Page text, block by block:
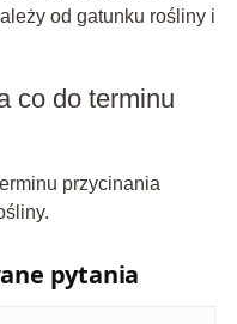
od gatunku rośliny i
co do terminu
przycinania
pytania